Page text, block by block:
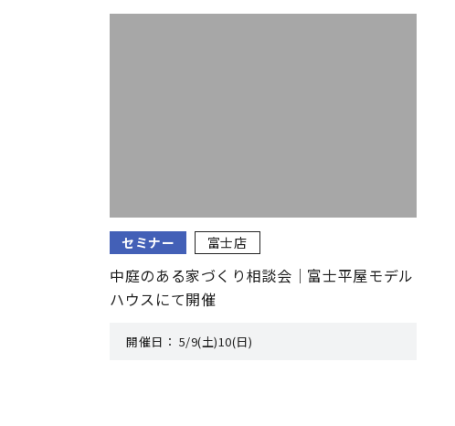
セミナー 富士店
中庭のある家づくり相談会｜富士平屋モデル
ハウスにて開催
開催日： 5/9(土)10(日)